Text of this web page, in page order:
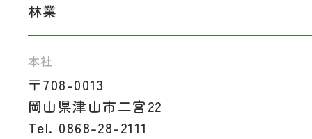
林業
本社
〒708-0013
岡山県津山市二宮22
Tel. 0868-28-2111